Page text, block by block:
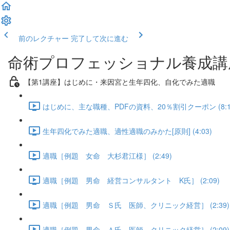
前のレクチャー 完了して次に進む
命術プロフェッショナル養成
【第1講座】はじめに・来因宮と生年四化、自化でみた適職
はじめに、主な職種、PDFの資料、20％割引クーポン
生年四化でみた適職、適性適職のみかた[原則] (4:03)
適職［例題 女命 大杉君江様］ (2:49)
適職［例題 男命 経営コンサルタント K氏］ (2:09)
適職［例題 男命 Ｓ氏 医師、クリニック経営］ (2:39)